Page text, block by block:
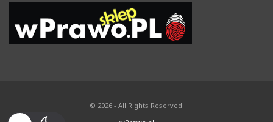
© 2026 - All Rights Reserved.